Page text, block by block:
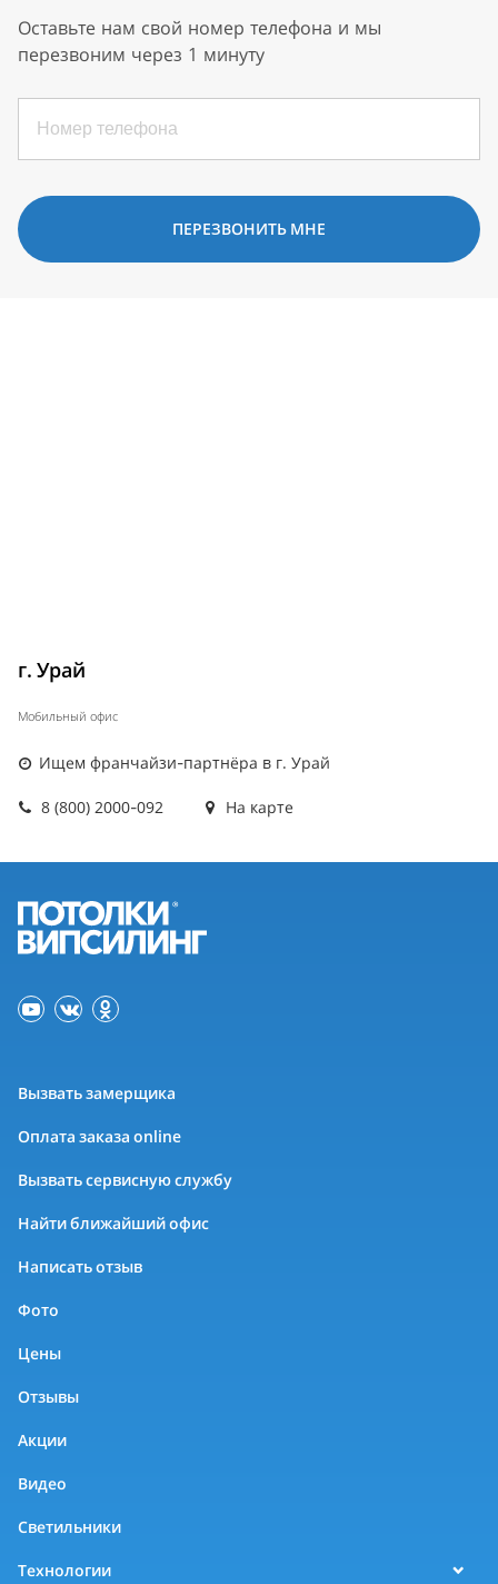
Оставьте нам свой номер телефона и мы
перезвоним через 1 минуту
ПЕРЕЗВОНИТЬ МНЕ
г. Урай
Мобильный офис
Ищем франчайзи-партнёра в г. Урай
8 (800) 2000-092 На карте
Вызвать замерщика
Оплата заказа online
Вызвать сервисную службу
Найти ближайший офис
Написать отзыв
Фото
Цены
Отзывы
Акции
Видео
Светильники
Технологии